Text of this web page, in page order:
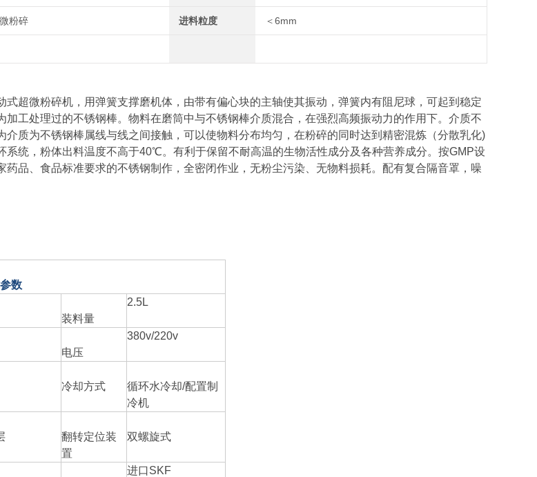
粉碎 进料粒度 ＜6mm
超微粉碎机，用弹簧支撑磨机体，由带有偏心块的主轴使其振动，弹簧内有阻尼球，可起到稳定
加工处理过的不锈钢棒。物料在磨筒中与不锈钢棒介质混合，在强烈高频振动力的作用下。介质不
介质为不锈钢棒属线与线之间接触，可以使物料分布均匀，在粉碎的同时达到精密混炼（分散乳化)
系统，粉体出料温度不高于40℃。有利于保留不耐高温的生物活性成分及各种营养成分。按GMP设
药品、食品标准要求的不锈钢制作，全密闭作业，无粉尘污染、无物料损耗。配有复合隔音罩，噪
数
装料量
2.5L
电压
380v/220v
冷却方式 循环水冷却/配置制
冷机
翻转定位装
置
双螺旋式
进口SKF